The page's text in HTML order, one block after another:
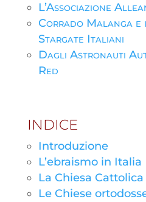
L’Associazione
Corrado Malanga e
Stargate Italiani
Dagli Astronauti
Red
INDICE
Introduzione
L’ebraismo in Italia
La Chiesa
Le Chiese